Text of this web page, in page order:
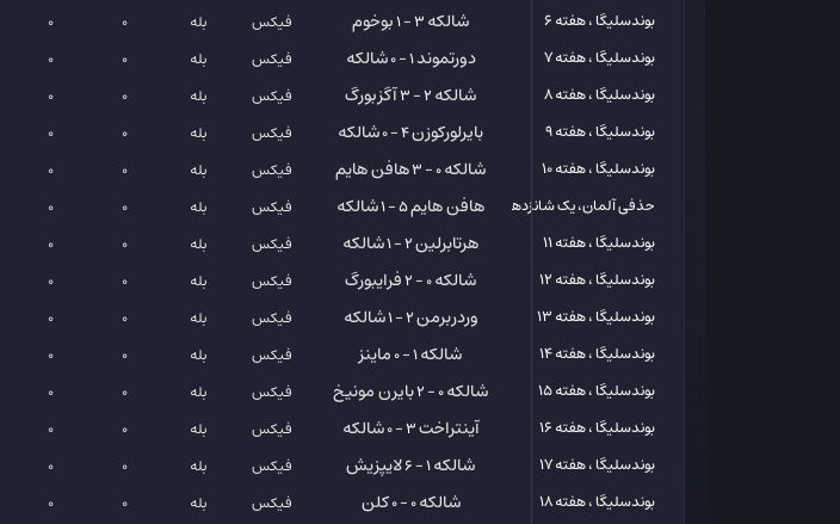
بوندسلیگا ، هفته 6
شالکه3 - 1 بوخوم فیکس بله 0
0
بوندسلیگا ، هفته 7
دورتموند1 - 0 شالکه فیکس بله 0
0
بوندسلیگا ، هفته 8
شالکه2 - 3 آگزبورگ فیکس بله 0
0
بوندسلیگا ، هفته 9
بایرلورکوزن4 - 0 شالکه فیکس بله 0
0
بوندسلیگا ، هفته 10
شالکه0 - 3 هافن هایم فیکس بله 0
0
حذفی آلمان، یک شانزدهم
هافن هایم5 - 1 شالکه فیکس بله 0
0
بوندسلیگا ، هفته 11
هرتابرلین2 - 1 شالکه فیکس بله 0
0
بوندسلیگا ، هفته 12
شالکه0 - 2 فرایبورگ فیکس بله 0
0
بوندسلیگا ، هفته 13
وردربرمن2 - 1 شالکه فیکس بله 0
0
بوندسلیگا ، هفته 14
شالکه1 - 0 ماینز فیکس بله 0
0
بوندسلیگا ، هفته 15
شالکه0 - 2 بایرن مونیخ فیکس بله 0
0
بوندسلیگا ، هفته 16
آینتراخت3 - 0 شالکه فیکس بله 0
0
بوندسلیگا ، هفته 17
شالکه1 - 6 لایپزیش فیکس بله 0
0
بوندسلیگا ، هفته 18
شالکه0 - 0 کلن فیکس بله 0
0